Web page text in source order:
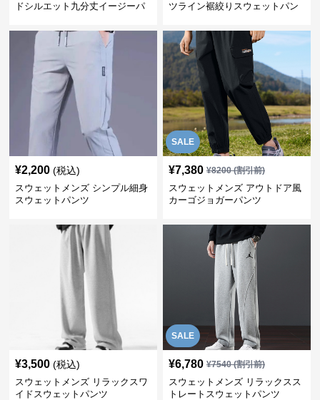
ドシルエット九分丈イージーパ
ツライン裾絞りスウェットパン
¥2,200 (税込)
スウェットメンズ シンプル細身
スウェットパンツ
SALE
¥7,380 ¥8200(割引前)
スウェットメンズ アウトドア風
カーゴジョガーパンツ
¥3,500 (税込)
スウェットメンズ リラックスワ
イドスウェットパンツ
SALE
¥6,780 ¥7540(割引前)
スウェットメンズ リラックスス
トレートスウェットパンツ